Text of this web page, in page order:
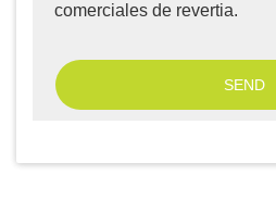
comerciales de revertia.